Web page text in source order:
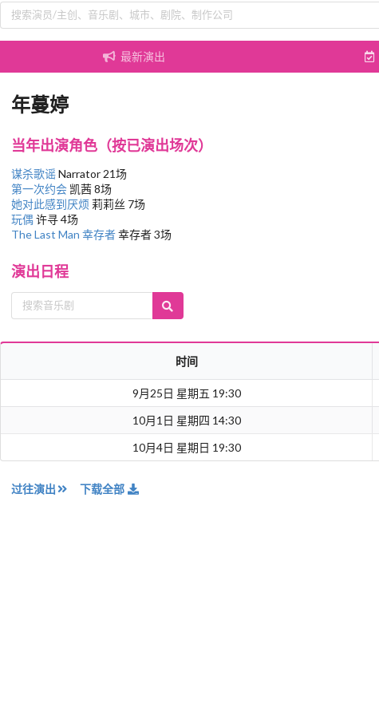
最新演出
年蔓婷
当年出演角色（按已演出场次）
谋杀歌谣Narrator 21场
第一次约会 凯茜 8场
她对此感到厌烦 莉莉丝 7场
玩偶许寻 4场
The Last Man 幸存者幸存者 3场
演出日程
时间
9月25日 星期五 19:30
10月1日 星期四 14:30
10月4日 星期日 19:30
过往演出 下载全部